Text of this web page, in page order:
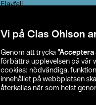
Vi på Clas Ohlson
Genom att trycka ”Acceptera
förbättra upplevelsen på vår
cookies: nödvändiga,
innehållet på webbplatsen
återkallas när som helst
Elavfall
Leveransalternativ